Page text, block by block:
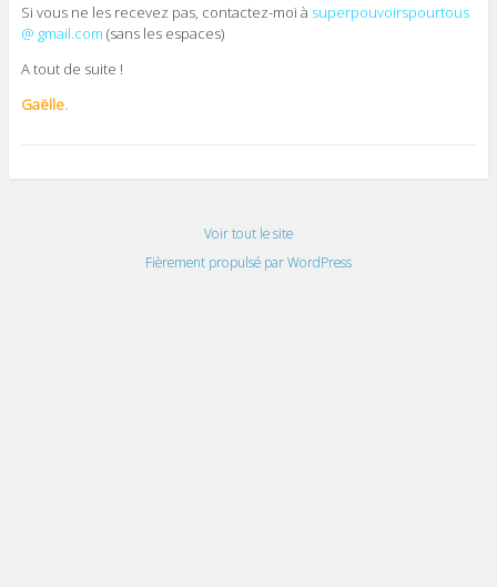
Si vous ne les recevez pas, contactez-moi à superpouvoirspourtous
@ gmail.com (sans les espaces)
A tout de suite !
Gaëlle.
Voir tout le site
Fièrement propulsé par WordPress